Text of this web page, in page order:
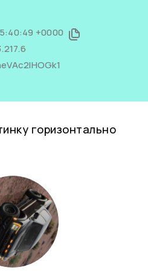
+0000
горизонтально